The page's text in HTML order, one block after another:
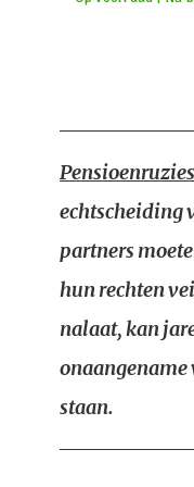
Pensioenruzies
echtscheiding
partners
hun rechten
nalaat, kan
onaangename
staan.